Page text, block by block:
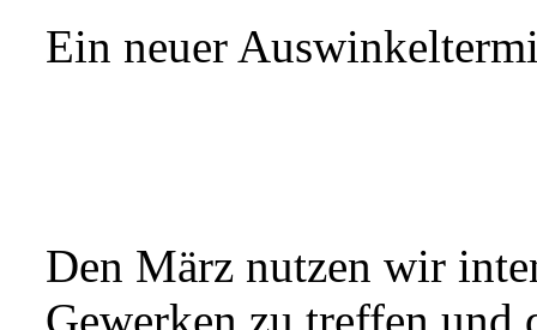
Ein neuer
Den März nutzen wir
Gewerken zu treffen und